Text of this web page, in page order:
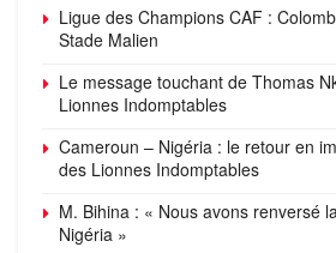
Ligue des Champions CAF :
Stade Malien
Le message touchant de Thomas
Lionnes Indomptables
Cameroun – Nigéria : le retour en
des Lionnes Indomptables
M. Bihina : « Nous avons renversé
Nigéria »